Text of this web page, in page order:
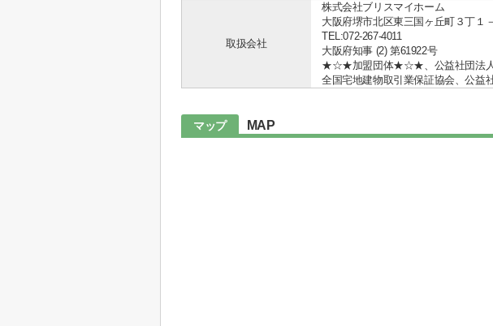
取扱会社
株式会社ブリスマイホーム
大阪府堺市北区東三国ヶ丘町３丁１
TEL:072-267-4011
大阪府知事 (2) 第61922号
★☆★加盟団体★☆★、公益社団法人
全国宅地建物取引業保証協会、公
マップ MAP